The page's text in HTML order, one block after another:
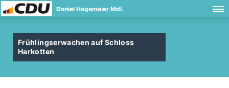
Daniel Hagemeier MdL
Frühlingserwachen auf Schloss
Harkotten